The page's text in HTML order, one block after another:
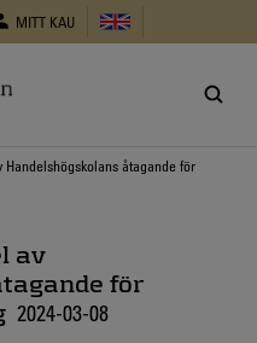
MITT KAU
åtagande för
av
för
2024-03-08